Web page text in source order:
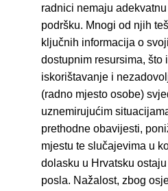
radnici nemaju
podršku. Mnogi od njih
ključnih informacija o
dostupnim resursima, što
iskorištavanje i
(radno mjesto osobe)
uznemirujućim
prethodne obavijesti,
mjestu te slučajevima u
dolasku u Hrvatsku
posla. Nažalost, zbog